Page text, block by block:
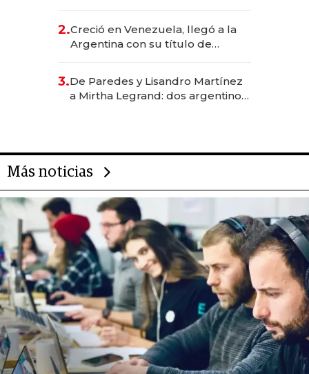
2.Creció en Venezuela, llegó a la
Argentina con su título de
las marcas "fast premium"
3.De Paredes y Lisandro Martínez
a Mirtha Legrand: dos argentinos
Más noticias